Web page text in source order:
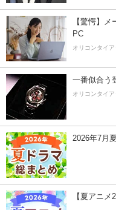
【驚愕】
PC
オリコンタイ
一番似合う
オリコンタイ
2026年7月
【夏アニ